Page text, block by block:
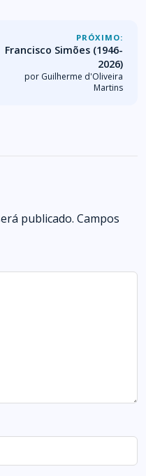
PRÓXIMO:
Francisco Simões (1946-
2026)
por Guilherme d'Oliveira
Martins
publicado. Campos